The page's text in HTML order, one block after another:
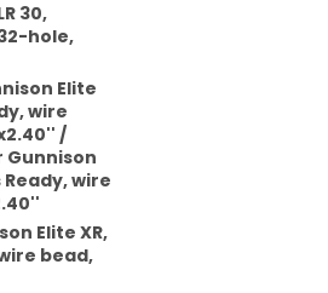
30,
hole,
Elite
wire
/
Gunnison
Ready, wire
Elite XR,
bead,